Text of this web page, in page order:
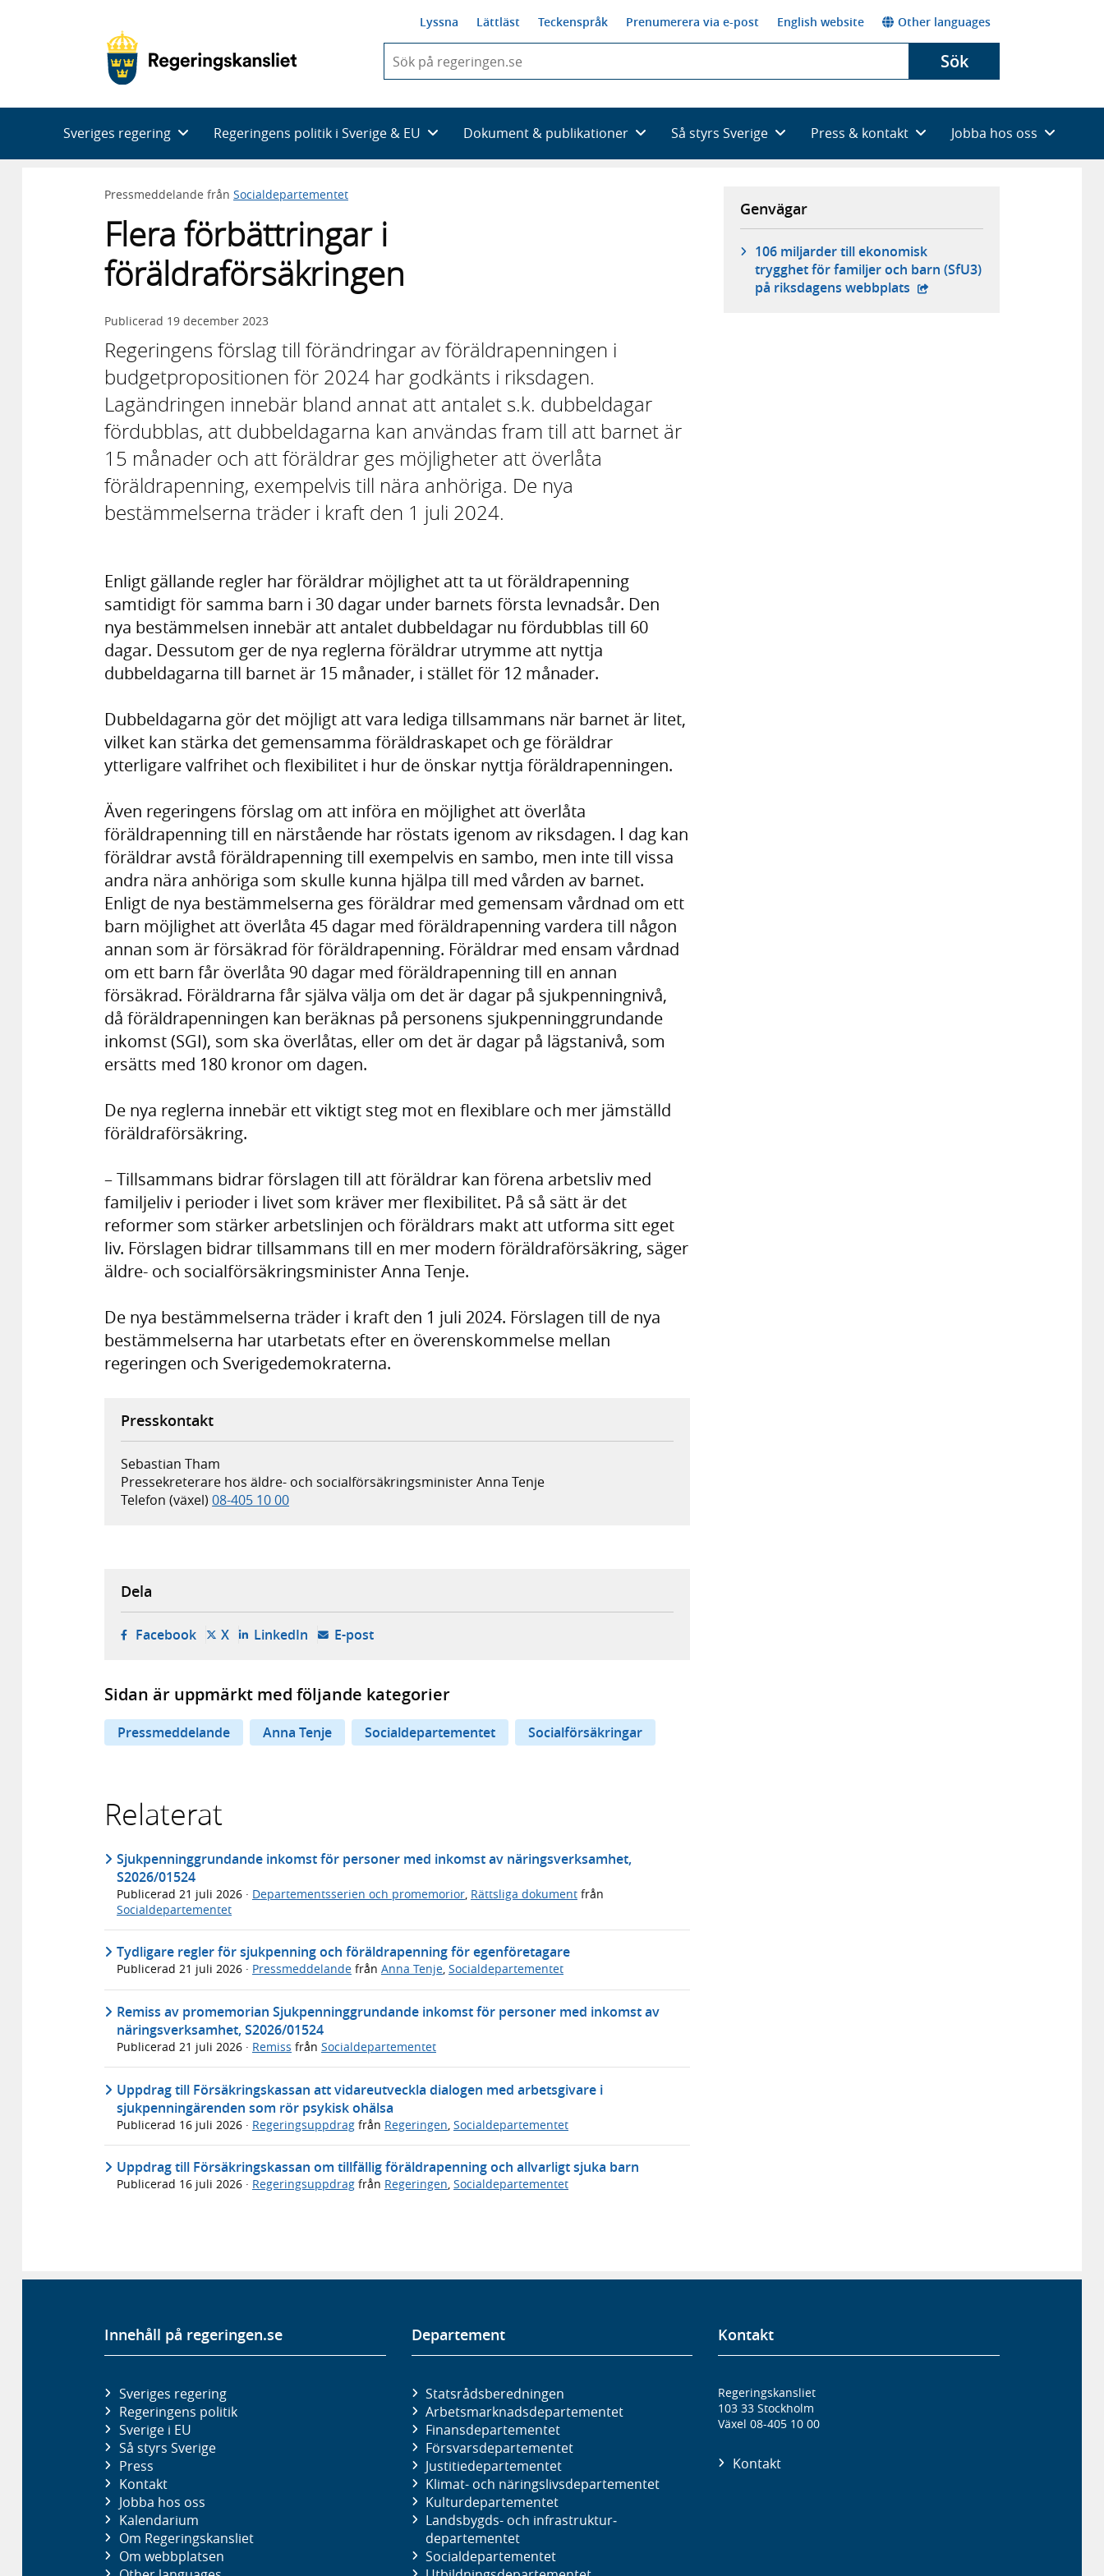
Lyssna Lättläst Teckenspråk Prenumerera via e-post English website Other languages
du
skriva
framträder
en
Sök
Sveriges regering Regeringens politik i Sverige & EU Dokument & publikationer Så styrs Sverige Press & kontakt Jobba hos oss
Pressmeddelande från Socialdepartementet
Flera förbättringar i
föräldraförsäkringen
Publicerad 19 december 2023
Regeringens förslag till förändringar av föräldrapenningen i
budgetpropositionen för 2024 har godkänts i riksdagen.
Lagändringen innebär bland annat att antalet s.k. dubbeldagar
fördubblas, att dubbeldagarna kan användas fram till att barnet är
15 månader och att föräldrar ges möjligheter att överlåta
föräldrapenning, exempelvis till nära anhöriga. De nya
bestämmelserna träder i kraft den 1 juli 2024.
Enligt gällande regler har föräldrar möjlighet att ta ut föräldrapenning
samtidigt för samma barn i 30 dagar under barnets första levnadsår. Den
nya bestämmelsen innebär att antalet dubbeldagar nu fördubblas till 60
dagar. Dessutom ger de nya reglerna föräldrar utrymme att nyttja
dubbeldagarna till barnet är 15 månader, i stället för 12 månader.
Dubbeldagarna gör det möjligt att vara lediga tillsammans när barnet är litet,
vilket kan stärka det gemensamma föräldraskapet och ge föräldrar
ytterligare valfrihet och flexibilitet i hur de önskar nyttja föräldrapenningen.
Även regeringens förslag om att införa en möjlighet att överlåta
föräldrapenning till en närstående har röstats igenom av riksdagen. I dag kan
föräldrar avstå föräldrapenning till exempelvis en sambo, men inte till vissa
andra nära anhöriga som skulle kunna hjälpa till med vården av barnet.
Enligt de nya bestämmelserna ges föräldrar med gemensam vårdnad om ett
barn möjlighet att överlåta 45 dagar med föräldrapenning vardera till någon
annan som är försäkrad för föräldrapenning. Föräldrar med ensam vårdnad
om ett barn får överlåta 90 dagar med föräldrapenning till en annan
försäkrad. Föräldrarna får själva välja om det är dagar på sjukpenningnivå,
då föräldrapenningen kan beräknas på personens sjukpenninggrundande
inkomst (SGI), som ska överlåtas, eller om det är dagar på lägstanivå, som
ersätts med 180 kronor om dagen.
De nya reglerna innebär ett viktigt steg mot en flexiblare och mer jämställd
föräldraförsäkring.
– Tillsammans bidrar förslagen till att föräldrar kan förena arbetsliv med
familjeliv i perioder i livet som kräver mer flexibilitet. På så sätt är det
reformer som stärker arbetslinjen och föräldrars makt att utforma sitt eget
liv. Förslagen bidrar tillsammans till en mer modern föräldraförsäkring, säger
äldre- och socialförsäkringsminister Anna Tenje.
De nya bestämmelserna träder i kraft den 1 juli 2024. Förslagen till de nya
bestämmelserna har utarbetats efter en överenskommelse mellan
regeringen och Sverigedemokraterna.
Presskontakt
Sebastian Tham
Pressekreterare hos äldre- och socialförsäkringsminister Anna Tenje
Telefon (växel) 08-405 10 00
Genvägar
106 miljarder till ekonomisk
trygghet för familjer och barn (SfU3)
på riksdagens webbplats - extern webbplats,
Dela
Facebook- öppnas i ny flik, extern webbplats,
X- öppnas i ny flik, extern webbplats,
LinkedIn- öppnas i ny flik, extern webbplats,
E-post- öppnar din e-postklient,
Sidan är uppmärkt med följande kategorier
Pressmeddelande Anna Tenje Socialdepartementet Socialförsäkringar
Relaterat
Sjukpenninggrundande inkomst för personer med inkomst av näringsverksamhet,
S2026/01524
Publicerad 21 juli 2026 · Departementsserien och promemorior Rättsliga dokument från
Socialdepartementet
Tydligare regler för sjukpenning och föräldrapenning för egenföretagare
Publicerad 21 juli 2026 · Pressmeddelande från Anna Tenje, Socialdepartementet
Remiss av promemorian Sjukpenninggrundande inkomst för personer med inkomst av
näringsverksamhet, S2026/01524
Publicerad 21 juli 2026 · Remiss från Socialdepartementet
Uppdrag till Försäkringskassan att vidareutveckla dialogen med arbetsgivare i
sjukpenningärenden som rör psykisk ohälsa
Publicerad 16 juli 2026 · Regeringsuppdrag från Regeringen Socialdepartementet
Uppdrag till Försäkringskassan om tillfällig föräldrapenning och allvarligt sjuka barn
Publicerad 16 juli 2026 · Regeringsuppdrag från Regeringen, Socialdepartementet
Innehåll på regeringen.se
Sveriges regering
Regeringens politik
Sverige i EU
Så styrs Sverige
Press
Kontakt
Jobba hos oss
Kalendarium
Om Regeringskansliet
Om webbplatsen
Departement
Statsrådsberedningen
Arbetsmarknads­departementet
Finans­departementet
Försvars­departementet
Justitie­departementet
Klimat- och näringslivs­departementet
Kultur­departementet
Landsbygds- och infrastruktur­
departementet
Social­departementet
Kontakt
Regeringskansliet
103 33 Stockholm
Växel 08-405 10 00
Kontakt